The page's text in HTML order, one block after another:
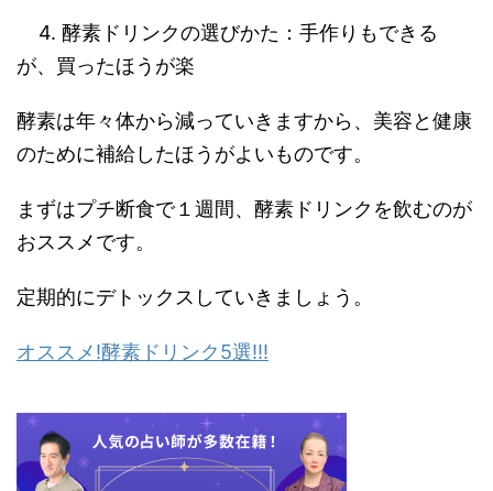
4. 酵素ドリンクの選びかた：手作りもできる
が、買ったほうが楽
酵素は年々体から減っていきますから、美容と健康
のために補給したほうがよいものです。
まずはプチ断食で１週間、酵素ドリンクを飲むのが
おススメです。
定期的にデトックスしていきましょう。
オススメ!酵素ドリンク5選!!!